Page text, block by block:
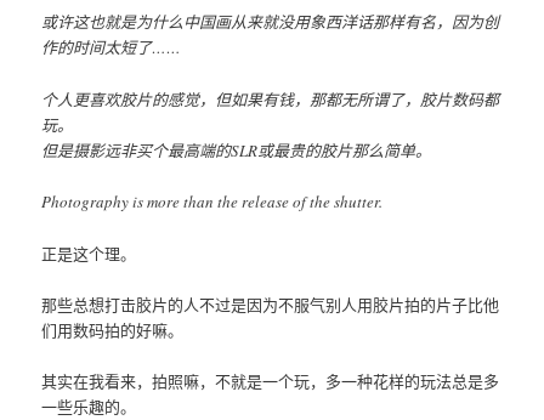
或许这也就是为什么中国画从来就没用象西洋话那样有名，因为创
作的时间太短了……
个人更喜欢胶片的感觉，但如果有钱，那都无所谓了，胶片数码都
玩。
但是摄影远非买个最高端的SLR或最贵的胶片那么简单。
Photography is more than the release of the shutter.
正是这个理。
那些总想打击胶片的人不过是因为不服气别人用胶片拍的片子比他
们用数码拍的好嘛。
其实在我看来，拍照嘛，不就是一个玩，多一种花样的玩法总是多
一些乐趣的。